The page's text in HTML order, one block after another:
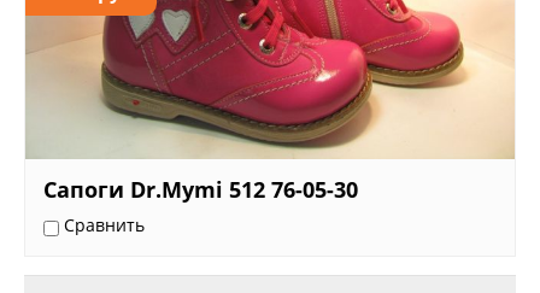
Сапоги Dr.Mymi 512 76-05-30
Сравнить